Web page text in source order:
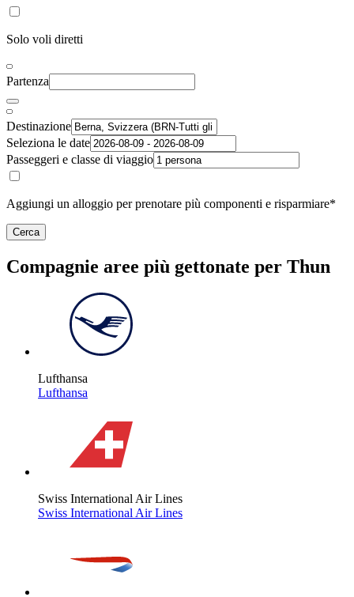
Solo voli diretti
Partenza
Destinazione
Seleziona le date
Passeggeri e classe di viaggio
Aggiungi un alloggio per prenotare più componenti e risparmiare*
Cerca
Compagnie aree più gettonate per Thun
Lufthansa
Lufthansa
Swiss International Air Lines
Swiss International Air Lines